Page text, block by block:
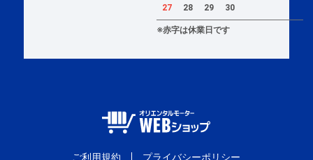
ご利用規約 プライバシーポリシー
27 28 29 30
※赤字は休業日です